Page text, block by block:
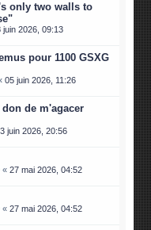
only two walls to
juin 2026, 09:13
pour 1100 GSXG
05 juin 2026, 11:26
de m'agacer
juin 2026, 20:56
«27 mai 2026, 04:52
«27 mai 2026, 04:52